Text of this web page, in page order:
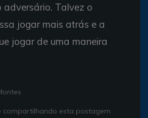
adversário. Talvez o
jogar mais atrás e a
jogar de uma maneira
compartilhando esta postagem